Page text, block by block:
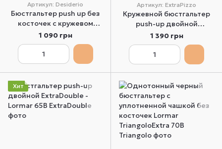
Артикул: Desiderio
Бюстгальтер push up без
косточек с кружевом
белый Lormar
DesiderioPizzo 70B
1 090 грн
Артикул: ExtraPizzo
Кружевной бюстгальтер
push-up двойной
ExtraPizzo - Lormar 65B
1 390 грн
Хит